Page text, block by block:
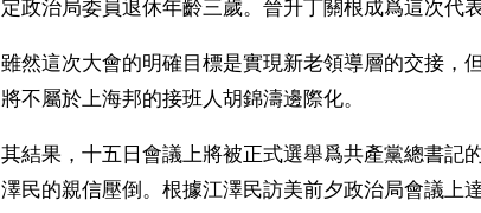
定政治局委員退休年齡三歲。晉升丁關根成爲這次代
雖然這次大會的明確目標是實現新老領導層的交接，
將不屬於上海邦的接班人胡錦濤邊際化。
其結果，十五日會議上將被正式選舉爲共產黨總書記
澤民的親信壓倒。根據江澤民訪美前夕政治局會議上